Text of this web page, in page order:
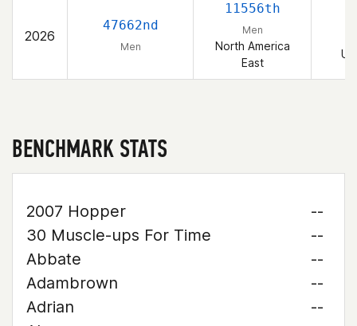
2026
47662nd
Men
11556th
Men
North America
East
BENCHMARK STATS
2007 Hopper
--
30 Muscle-ups For Time
--
Abbate
--
Adambrown
--
Adrian
--